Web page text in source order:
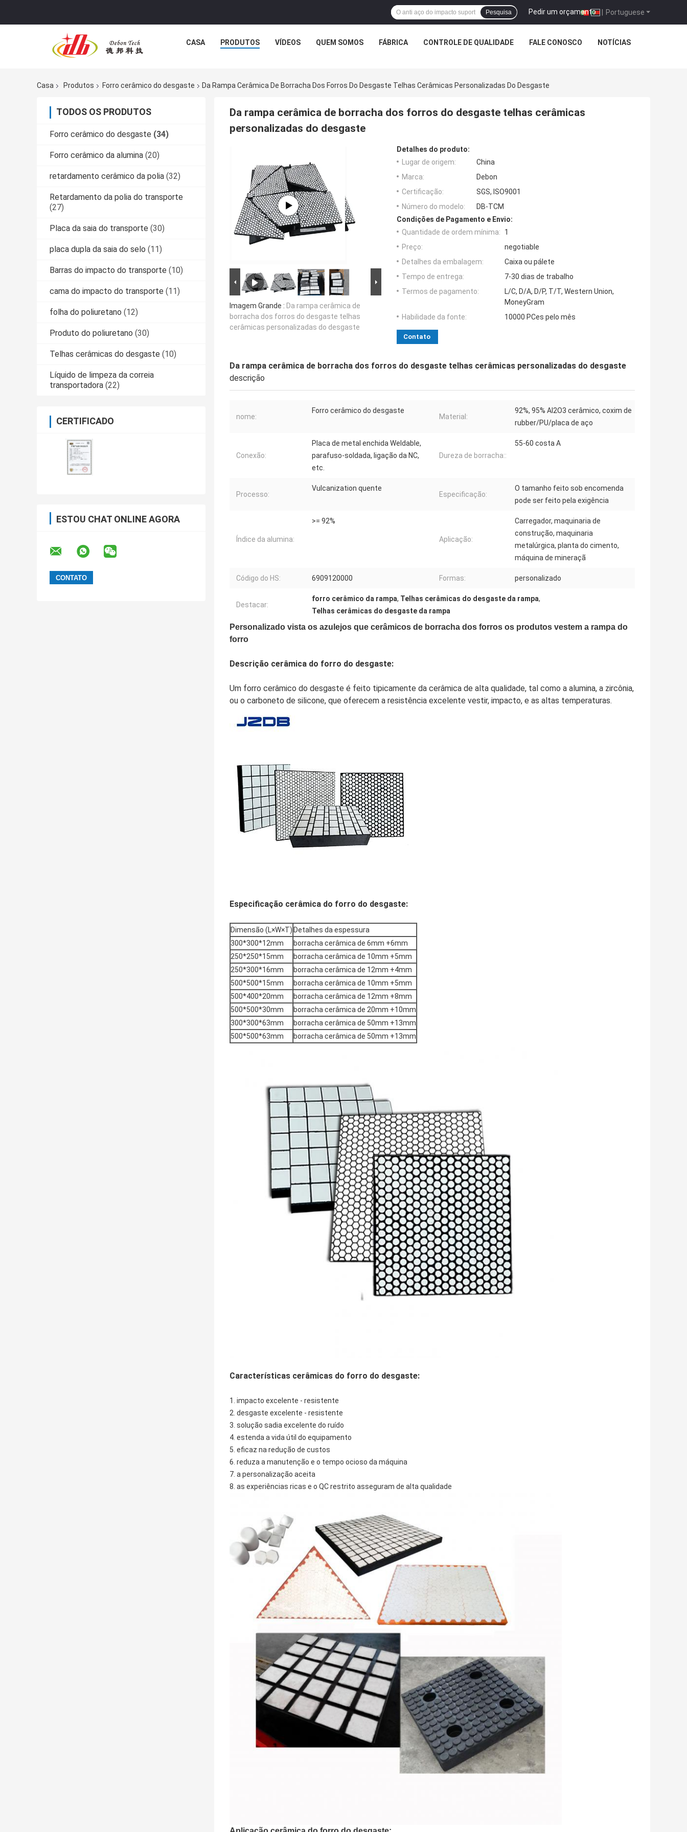
Portuguese
Pedir um orçamento |
Pesquisa
CASA PRODUTOS VÍDEOS QUEM SOMOS FÁBRICA CONTROLE DE QUALIDADE FALE CONOSCO NOTÍCIAS
Casa Produtos Forro cerâmico do desgaste Da Rampa Cerâmica De Borracha Dos Forros Do Desgaste Telhas Cerâmicas Personalizadas Do Desgaste
TODOS OS PRODUTOS
Forro cerâmico do desgaste (34)
Forro cerâmico da alumina (20)
retardamento cerâmico da polia (32)
Retardamento da polia do transporte
(27)
Placa da saia do transporte (30)
placa dupla da saia do selo (11)
Barras do impacto do transporte (10)
cama do impacto do transporte (11)
folha do poliuretano (12)
Produto do poliuretano (30)
Telhas cerâmicas do desgaste (10)
Líquido de limpeza da correia
transportadora (22)
CERTIFICADO
ESTOU CHAT ONLINE AGORA
Da rampa cerâmica de borracha dos forros do desgaste telhas cerâmicas
personalizadas do desgaste
Imagem Grande : Da rampa cerâmica de
borracha dos forros do desgaste telhas
cerâmicas personalizadas do desgaste
Detalhes do produto:
Lugar de origem:
China
Marca:
Debon
Certificação:
SGS, ISO9001
Número do modelo:
DB-TCM
Condições de Pagamento e Envio:
Quantidade de ordem mínima:
1
Preço:
negotiable
Detalhes da embalagem:
Caixa ou pálete
Tempo de entrega:
7-30 dias de trabalho
Termos de pagamento:
L/C, D/A, D/P, T/T, Western Union,
MoneyGram
Habilidade da fonte:
10000 PCes pelo mês
Contato
Da rampa cerâmica de borracha dos forros do desgaste telhas cerâmicas personalizadas do desgaste
descrição
nome:
Forro cerâmico do desgaste
Material:
92%, 95% AI2O3 cerâmico, coxim de
rubber/PU/placa de aço
Conexão:
Placa de metal enchida Weldable,
parafuso-soldada, ligação da NC,
etc.
Dureza de borracha::
55-60 costa A
Processo:
Vulcanization quente
Especificação:
O tamanho feito sob encomenda
pode ser feito pela exigência
Índice da alumina:
>= 92%
Aplicação:
Carregador, maquinaria de
construção, maquinaria
metalúrgica, planta do cimento,
máquina de mineraçã
Código do HS: 6909120000 Formas: personalizado
Destacar:
forro cerâmico da rampa, Telhas cerâmicas do desgaste da rampa,
Telhas cerâmicas do desgaste da rampa
Personalizado vista os azulejos que cerâmicos de borracha dos forros os produtos vestem a rampa do
forro
Descrição cerâmica do forro do desgaste:
Um forro cerâmico do desgaste é feito tipicamente da cerâmica de alta qualidade, tal como a alumina, a zircônia,
ou o carboneto de silicone, que oferecem a resistência excelente vestir, impacto, e as altas temperaturas.
Especificação cerâmica do forro do desgaste:
Dimensão (L×W×T) Detalhes da espessura
300*300*12mm
borracha cerâmica de 6mm +6mm
250*250*15mm
borracha cerâmica de 10mm +5mm
250*300*16mm
borracha cerâmica de 12mm +4mm
500*500*15mm
borracha cerâmica de 10mm +5mm
500*400*20mm
borracha cerâmica de 12mm +8mm
500*500*30mm
borracha cerâmica de 20mm +10mm
300*300*63mm
borracha cerâmica de 50mm +13mm
500*500*63mm
borracha cerâmica de 50mm +13mm
Características cerâmicas do forro do desgaste:
1. impacto excelente - resistente
2. desgaste excelente - resistente
3. solução sadia excelente do ruído
4. estenda a vida útil do equipamento
5. eficaz na redução de custos
6. reduza a manutenção e o tempo ocioso da máquina
7. a personalização aceita
8. as experiências ricas e o QC restrito asseguram de alta qualidade